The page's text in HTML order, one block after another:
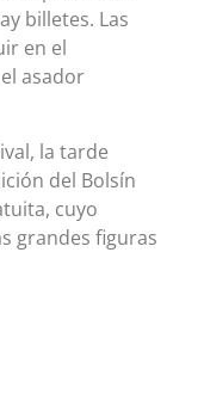
billetes. Las
en el
asador
la tarde
del Bolsín
cuyo
grandes figuras